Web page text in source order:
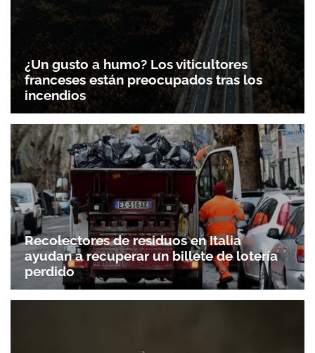
¿Un gusto a humo? Los viticultores
franceses están preocupados tras los
incendios
Recolectores de residuos en Italia
ayudan a recuperar un billete de lotería
perdido